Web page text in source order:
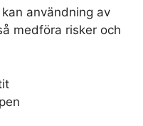
användning av
medföra risker och